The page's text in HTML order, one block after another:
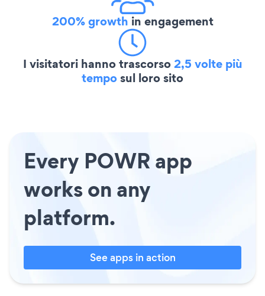
200% growth in engagement
I visitatori hanno trascorso2,5 volte più
temposul loro sito
Every POWR app
works on any
platform.
See apps in action